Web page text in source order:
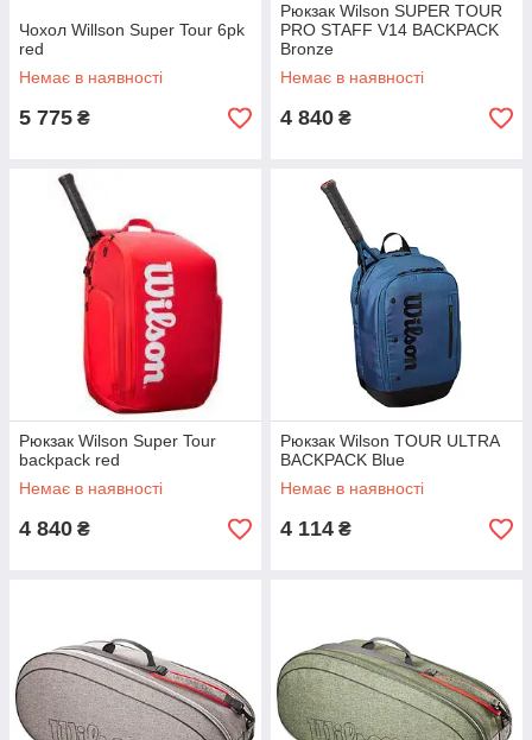
Чохол Willson Super Tour 6pk
red
Немає в наявності
5 775 ₴
Рюкзак Wilson SUPER TOUR
PRO STAFF V14 BACKPACK
Bronze
Немає в наявності
4 840 ₴
Рюкзак Wilson Super Tour
backpack red
Немає в наявності
4 840 ₴
Рюкзак Wilson TOUR ULTRA
BACKPACK Blue
Немає в наявності
4 114 ₴